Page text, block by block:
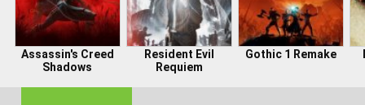
Assassin's Creed
Shadows
Resident Evil
Requiem
Gothic 1 Remake